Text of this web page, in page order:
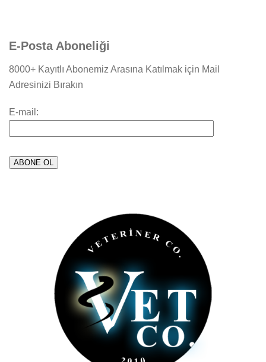
E-Posta Aboneliği
8000+ Kayıtlı Abonemiz Arasına Katılmak için Mail
Adresinizi Bırakın
E-mail: